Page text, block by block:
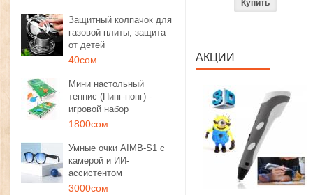
Защитный колпачок для
газовой плиты, защита
от детей
40сом
Мини настольный
теннис (Пинг-понг) -
игровой набор
1800сом
Умные очки AIMB-S1 с
камерой и ИИ-
ассистентом
3000сом
АКЦИИ